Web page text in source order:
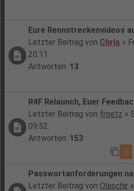
Eure Rennstreckenvideos
Letzter Beitrag von Chris «
20:11
Antworten: 13
R4F Relaunch, Euer
Letzter Beitrag von froetz «
09:52
Antworten: 153
1
Passwortanforderungen
Letzter Beitrag von Olaschir «